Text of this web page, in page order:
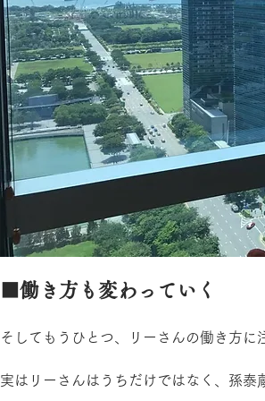
■働き方も変わっていく
そしてもうひとつ、リーさんの働き方に
実はリーさんはうちだけではなく、孫